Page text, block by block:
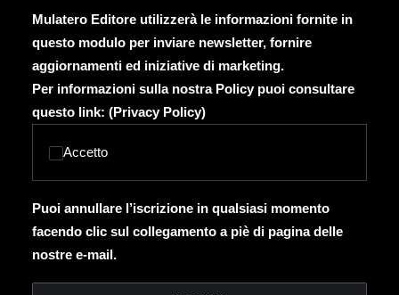
Mulatero Editore utilizzerà le informazioni fornite in
questo modulo per inviare newsletter, fornire
aggiornamenti ed iniziative di marketing.
Per informazioni sulla nostra Policy puoi consultare
questo link: (Privacy Policy)
Accetto
Puoi annullare l’iscrizione in qualsiasi momento
facendo clic sul collegamento a piè di pagina delle
nostre e-mail.